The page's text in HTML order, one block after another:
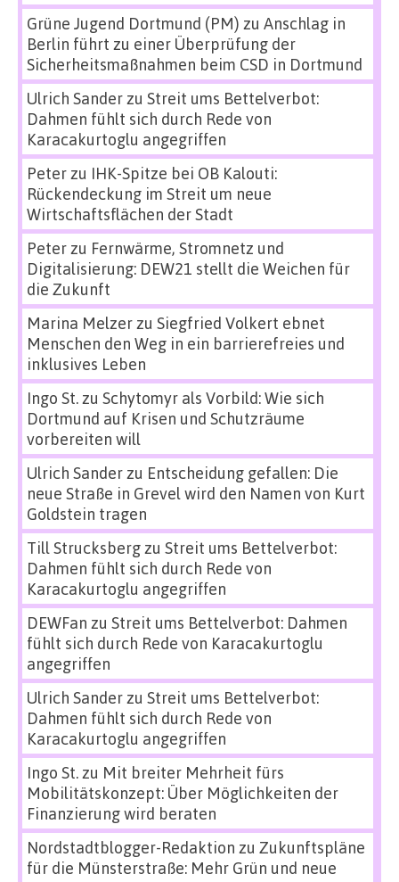
Grüne Jugend Dortmund (PM) zu Anschlag in
Berlin führt zu einer Überprüfung der
Sicherheitsmaßnahmen beim CSD in Dortmund
Ulrich Sanderzu Streit ums Bettelverbot:
Dahmen fühlt sich durch Rede von
Karacakurtoglu angegriffen
Peterzu IHK-Spitze bei OB Kalouti:
Rückendeckung im Streit um neue
Wirtschaftsflächen der Stadt
Peterzu Fernwärme, Stromnetz und
Digitalisierung: DEW21 stellt die Weichen für
die Zukunft
Marina Melzerzu Siegfried Volkert ebnet
Menschen den Weg in ein barrierefreies und
inklusives Leben
Ingo St.zu Schytomyr als Vorbild: Wie sich
Dortmund auf Krisen und Schutzräume
vorbereiten will
Ulrich Sanderzu Entscheidung gefallen: Die
neue Straße in Grevel wird den Namen von Kurt
Goldstein tragen
Till Strucksbergzu Streit ums Bettelverbot:
Dahmen fühlt sich durch Rede von
Karacakurtoglu angegriffen
DEWFan zu Streit ums Bettelverbot: Dahmen
fühlt sich durch Rede von Karacakurtoglu
angegriffen
Ulrich Sanderzu Streit ums Bettelverbot:
Dahmen fühlt sich durch Rede von
Karacakurtoglu angegriffen
Ingo St.zu Mit breiter Mehrheit fürs
Mobilitätskonzept: Über Möglichkeiten der
Finanzierung wird beraten
Nordstadtblogger-Redaktion zu Zukunftspläne
für die Münsterstraße: Mehr Grün und neue